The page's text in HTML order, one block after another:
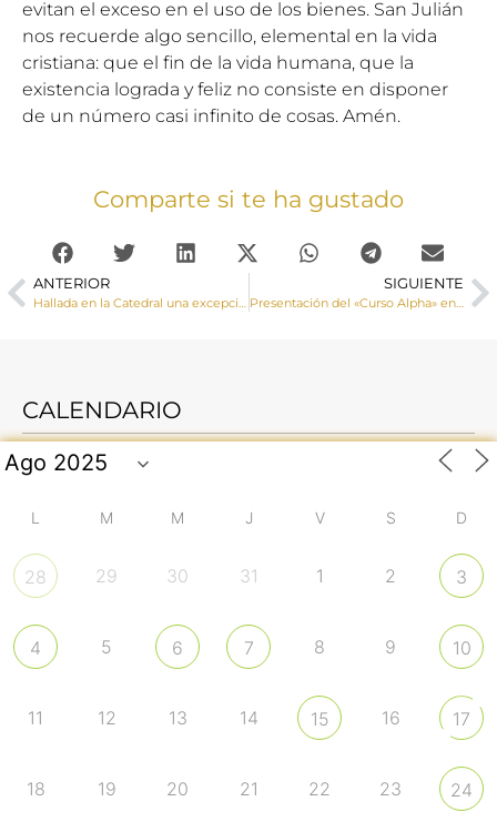
evitan el exceso en el uso de los bienes. San Julián
nos recuerde algo sencillo, elemental en la vida
cristiana: que el fin de la vida humana, que la
existencia lograda y feliz no consiste en disponer
de un número casi infinito de cosas. Amén.
Comparte si te ha gustado
ANTERIOR
Hallada en la Catedral una excepcional pintura del renacimiento que representa a San Julián
SIGUIENTE
Presentación del «Curso Alpha» en la Parroquia de San Román de Cuenca
CALENDARIO
L M M J V S D
28 29 30 31 1 2 3
4 5 6 7 8 9 10
11 12 13 14 15 16 17
18 19 20 21 22 23 24